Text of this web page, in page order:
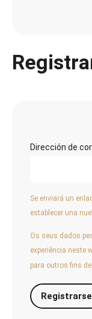
Dirección de
Se enviará un
establecer una
Os seus dados
experiência neste
para outros fins
Registrarse